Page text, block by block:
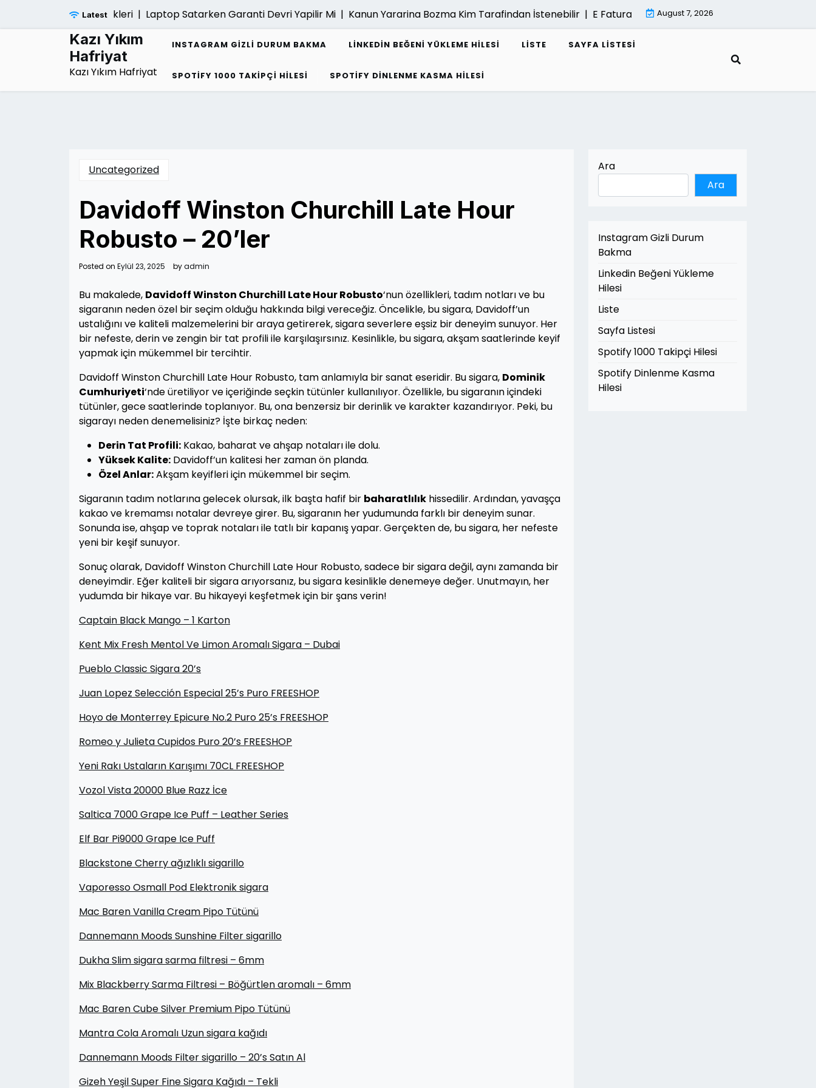
Latest
Ortak Ozellikleri | Laptop Satarken Garanti Devri Yapilir Mi | Kanun Yararina Bozma Kim Tarafindan İstenebilir | E Fatura Sisteminde Performans Sorunlari |
August 7, 2026
Kazı Yıkım
Hafriyat
Kazı Yıkım Hafriyat
INSTAGRAM GIZLI DURUM BAKMA LINKEDIN BEĞENI YÜKLEME HILESI LISTE SAYFA LISTESI
SPOTIFY 1000 TAKIPÇI HILESI SPOTIFY DINLENME KASMA HILESI
Uncategorized
Davidoff Winston Churchill Late Hour
Robusto – 20’ler
Posted on Eylül 23, 2025 byadmin
Bu makalede, Davidoff Winston Churchill Late Hour Robusto‘nun özellikleri, tadım notları ve bu
sigaranın neden özel bir seçim olduğu hakkında bilgi vereceğiz. Öncelikle, bu sigara, Davidoff’un
ustalığını ve kaliteli malzemelerini bir araya getirerek, sigara severlere eşsiz bir deneyim sunuyor. Her
bir nefeste, derin ve zengin bir tat profili ile karşılaşırsınız. Kesinlikle, bu sigara, akşam saatlerinde keyif
yapmak için mükemmel bir tercihtir.
Davidoff Winston Churchill Late Hour Robusto, tam anlamıyla bir sanat eseridir. Bu sigara, Dominik
Cumhuriyeti‘nde üretiliyor ve içeriğinde seçkin tütünler kullanılıyor. Özellikle, bu sigaranın içindeki
tütünler, gece saatlerinde toplanıyor. Bu, ona benzersiz bir derinlik ve karakter kazandırıyor. Peki, bu
sigarayı neden denemelisiniz? İşte birkaç neden:
Derin Tat Profili: Kakao, baharat ve ahşap notaları ile dolu.
Yüksek Kalite: Davidoff’un kalitesi her zaman ön planda.
Özel Anlar:Akşam keyifleri için mükemmel bir seçim.
Sigaranın tadım notlarına gelecek olursak, ilk başta hafif bir baharatlılık hissedilir. Ardından, yavaşça
kakao ve kremamsı notalar devreye girer. Bu, sigaranın her yudumunda farklı bir deneyim sunar.
Sonunda ise, ahşap ve toprak notaları ile tatlı bir kapanış yapar. Gerçekten de, bu sigara, her nefeste
yeni bir keşif sunuyor.
Sonuç olarak, Davidoff Winston Churchill Late Hour Robusto, sadece bir sigara değil, aynı zamanda bir
deneyimdir. Eğer kaliteli bir sigara arıyorsanız, bu sigara kesinlikle denemeye değer. Unutmayın, her
yudumda bir hikaye var. Bu hikayeyi keşfetmek için bir şans verin!
Captain Black Mango – 1 Karton
Kent Mix Fresh Mentol Ve Limon Aromalı Sigara – Dubai
Pueblo Classic Sigara 20’s
Juan Lopez Selección Especial 25’s Puro FREESHOP
Hoyo de Monterrey Epicure No.2 Puro 25’s FREESHOP
Romeo y Julieta Cupidos Puro 20’s FREESHOP
Yeni Rakı Ustaların Karışımı 70CL FREESHOP
Vozol Vista 20000 Blue Razz İce
Saltica 7000 Grape Ice Puff – Leather Series
Elf Bar Pi9000 Grape Ice Puff
Blackstone Cherry ağızlıklı sigarillo
Vaporesso Osmall Pod Elektronik sigara
Mac Baren Vanilla Cream Pipo Tütünü
Dannemann Moods Sunshine Filter sigarillo
Dukha Slim sigara sarma filtresi – 6mm
Mix Blackberry Sarma Filtresi – Böğürtlen aromalı – 6mm
Mac Baren Cube Silver Premium Pipo Tütünü
Mantra Cola Aromalı Uzun sigara kağıdı
Dannemann Moods Filter sigarillo – 20’s Satın Al
Gizeh Yeşil Super Fine Sigara Kağıdı – Tekli
Ara
Ara
Instagram Gizli Durum
Bakma
Linkedin Beğeni Yükleme
Hilesi
Liste
Sayfa Listesi
Spotify 1000 Takipçi Hilesi
Spotify Dinlenme Kasma
Hilesi